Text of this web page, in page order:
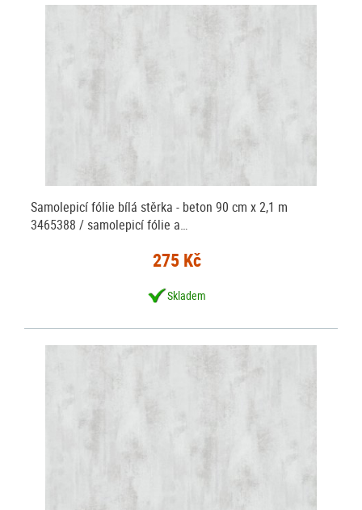
Samolepicí fólie bílá stěrka - beton 90 cm x 2,1 m
3465388 / samolepicí fólie a…
275 Kč
Skladem